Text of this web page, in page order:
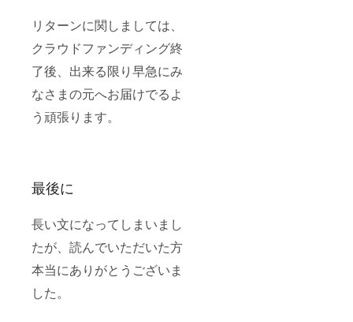
リターンに関しましては、
クラウドファンディング終
了後、出来る限り早急にみ
なさまの元へお届けでるよ
う頑張ります。
最後に
長い文になってしまいまし
たが、読んでいただいた方
本当にありがとうございま
した。